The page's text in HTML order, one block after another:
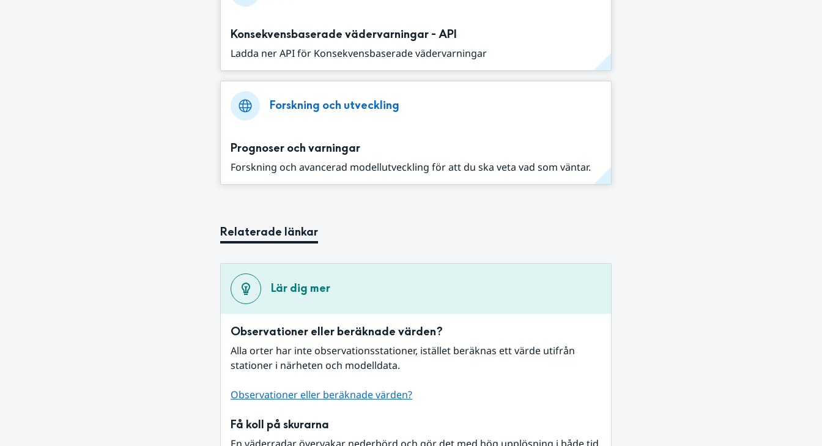
Konsekvensbaserade vädervarningar - API
Ladda ner API för Konsekvensbaserade vädervarningar
Forskning och utveckling
Prognoser och varningar
Forskning och avancerad modellutveckling för att du ska veta vad som väntar.
Relaterade länkar
Lär dig mer
Observationer eller beräknade värden?
Alla orter har inte observationsstationer, istället beräknas ett värde utifrån
stationer i närheten och modelldata.
Observationer eller beräknade värden?
Få koll på skurarna